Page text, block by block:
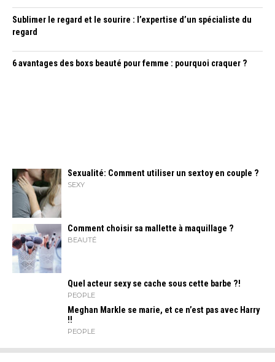
Sublimer le regard et le sourire : l’expertise d’un spécialiste du
regard
6 avantages des boxs beauté pour femme : pourquoi craquer ?
Sexualité: Comment utiliser un sextoy en couple ?
SEXY
Comment choisir sa mallette à maquillage ?
BEAUTÉ
Quel acteur sexy se cache sous cette barbe ?!
PEOPLE
Meghan Markle se marie, et ce n’est pas avec Harry
!!
PEOPLE